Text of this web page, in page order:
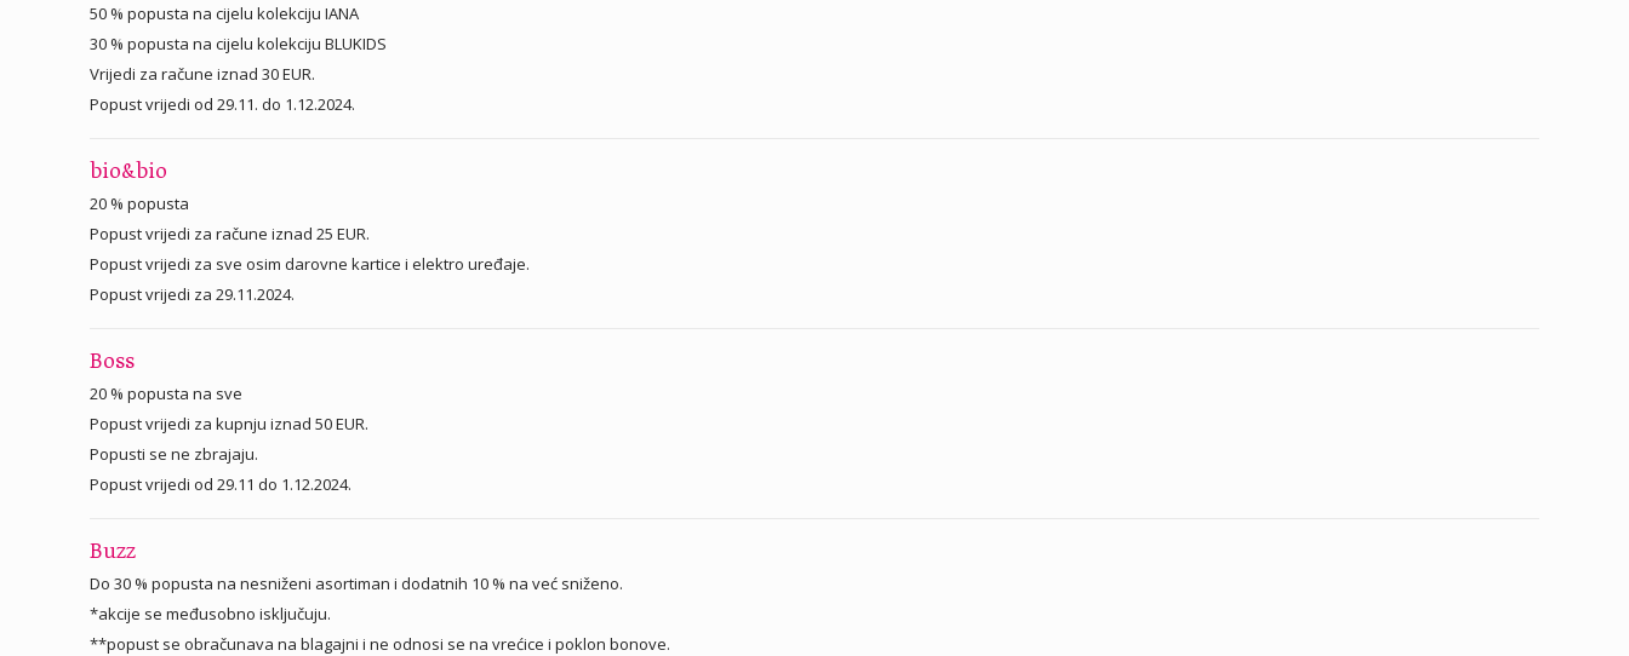
50 % popusta na cijelu kolekciju IANA
30 % popusta na cijelu kolekciju BLUKIDS
Vrijedi za račune iznad 30 EUR.
Popust vrijedi od 29.11. do 1.12.2024.
bio&bio
20 % popusta
Popust vrijedi za račune iznad 25 EUR.
Popust vrijedi za sve osim darovne kartice i elektro uređaje.
Popust vrijedi za 29.11.2024.
Boss
20 % popusta na sve
Popust vrijedi za kupnju iznad 50 EUR.
Popusti se ne zbrajaju.
Popust vrijedi od 29.11 do 1.12.2024.
Buzz
Do 30 % popusta na nesniženi asortiman i dodatnih 10 % na već sniženo.
*akcije se međusobno isključuju.
**popust se obračunava na blagajni i ne odnosi se na vrećice i poklon bonove.